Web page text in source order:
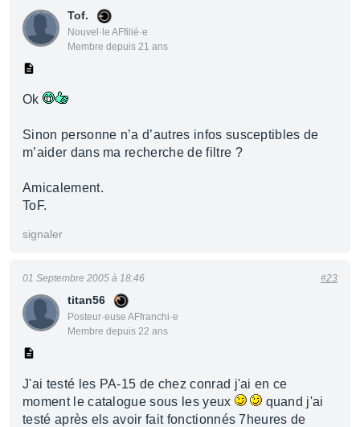
Tof.
Nouvel·le AFfilié·e
Membre depuis 21 ans
Ok
Sinon personne n’a d’autres infos susceptibles de
m’aider dans ma recherche de filtre ?
Amicalement.
ToF.
signaler
titan56
Posteur·euse AFfranchi·e
Membre depuis 22 ans
01 Septembre 2005 à 18:46 #23
J'ai testé les PA-15 de chez conrad j'ai en ce
moment le catalogue sous les yeux
quand j'ai
testé après els avoir fait fonctionnés 7heures de